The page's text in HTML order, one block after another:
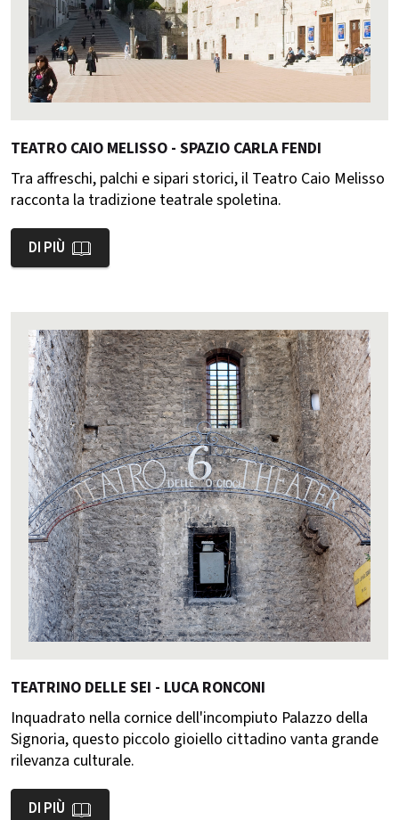
TEATRO CAIO MELISSO - SPAZIO CARLA FENDI
Tra affreschi, palchi e sipari storici, il Teatro Caio Melisso
racconta la tradizione teatrale spoletina.
DI PIÙ
TEATRINO DELLE SEI - LUCA RONCONI
Inquadrato nella cornice dell'incompiuto Palazzo della
Signoria, questo piccolo gioiello cittadino vanta grande
rilevanza culturale.
DI PIÙ